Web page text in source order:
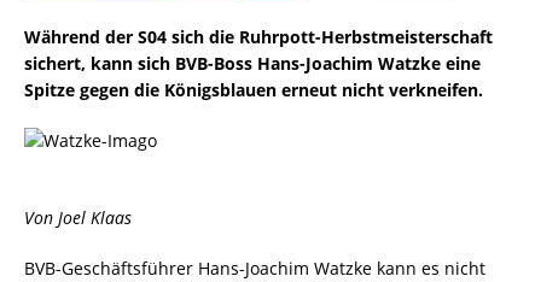
Während der S04 sich die Ruhrpott-Herbstmeisterschaft
sichert, kann sich BVB-Boss Hans-Joachim Watzke eine
Spitze gegen die Königsblauen erneut nicht verkneifen.
Von Joel Klaas
BVB-Geschäftsführer Hans-Joachim Watzke kann es nicht